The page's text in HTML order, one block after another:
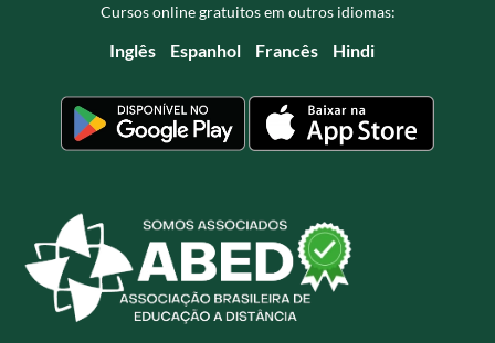
Cursos online gratuitos em outros idiomas:
Inglês Espanhol Francês Hindi